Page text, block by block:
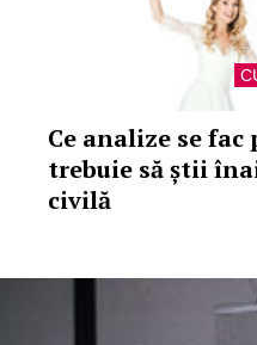
Ce analize se
trebuie să știi
civilă